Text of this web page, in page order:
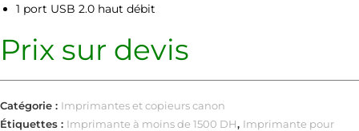
1 port USB 2.0 haut débit
Prix sur devis
Catégorie : Imprimantes et copieurs canon
Étiquettes : Imprimante à moins de 1500 DH, Imprimante pour